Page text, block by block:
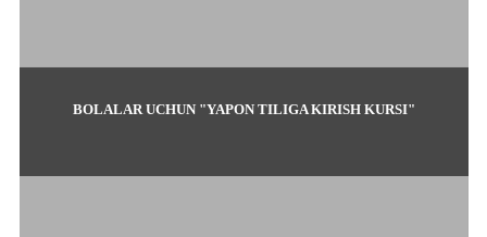
BOLALAR UCHUN "YAPON TILIGA KIRISH KURSI"